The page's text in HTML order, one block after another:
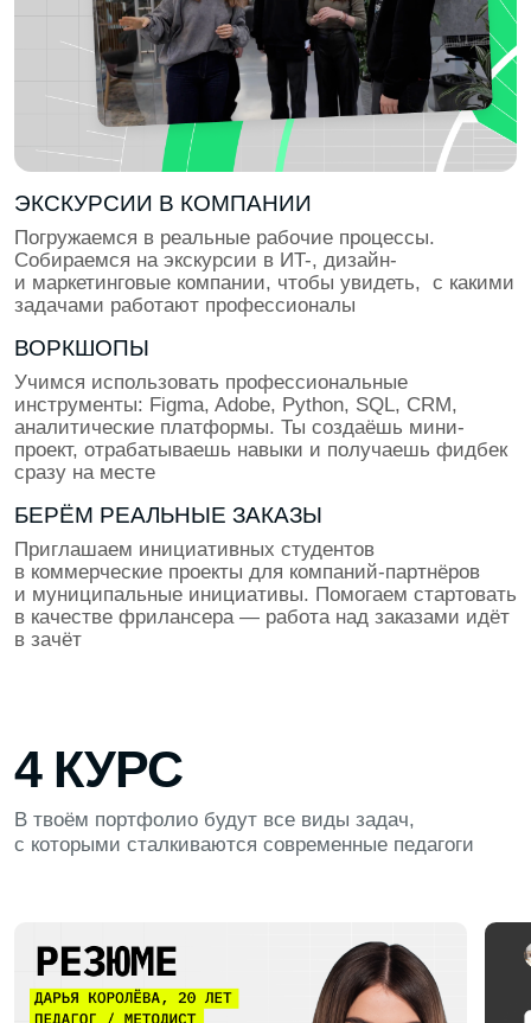
выпускников студенты помогают друг другу, делятся
опытом и дают советы по поиску проектов
и вакансий
Применяем все навыки, которые накопили за время
обучения для создания впечатляющего продукта.
Проект пройдёт ревью от экспертов из ИТ и станет
твоим козырем при трудоустройстве
ВЫПУСКНОЙ ПРОЕКТ
Учимся презентовать себя и проходить интервью.
Проходим тестовые задания и кейс-интервью,
отрабатываем презентации проектов. Собираем
лучшие кейсы и упаковываем резюме под
ПОДГОТОВКА К ТРУДОУСТРОЙСТВУ
НАШИ ПАРТНЁРЫ ПО ТРУДОУСТРОЙСТВУ